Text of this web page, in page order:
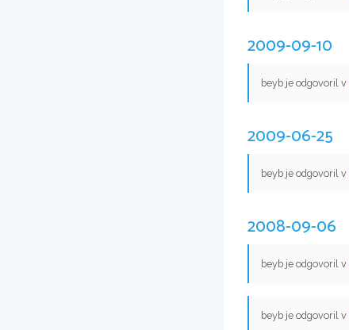
2009-09-10
beyb je odgovoril v
2009-06-25
beyb je odgovoril v
2008-09-06
beyb je odgovoril v
beyb je odgovoril v